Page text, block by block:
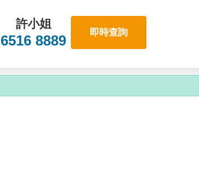
許小姐
6516 8889
即時查詢